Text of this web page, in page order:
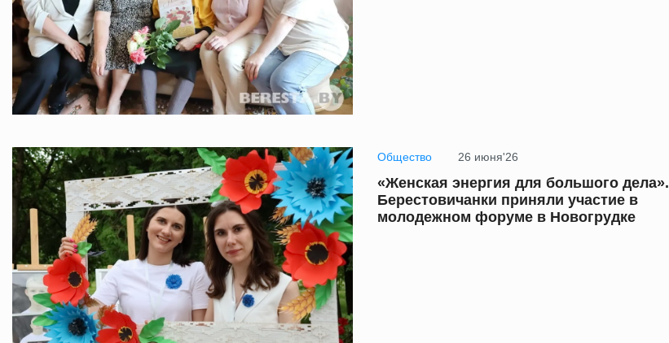
Общество 26 июня'26
«Женская энергия для большого дела».
Берестовичанки приняли участие в
молодежном форуме в Новогрудке